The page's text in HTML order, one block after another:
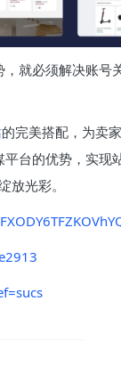
就必须解决账号
的完美搭配，为卖
台的优势，实现
放光彩。